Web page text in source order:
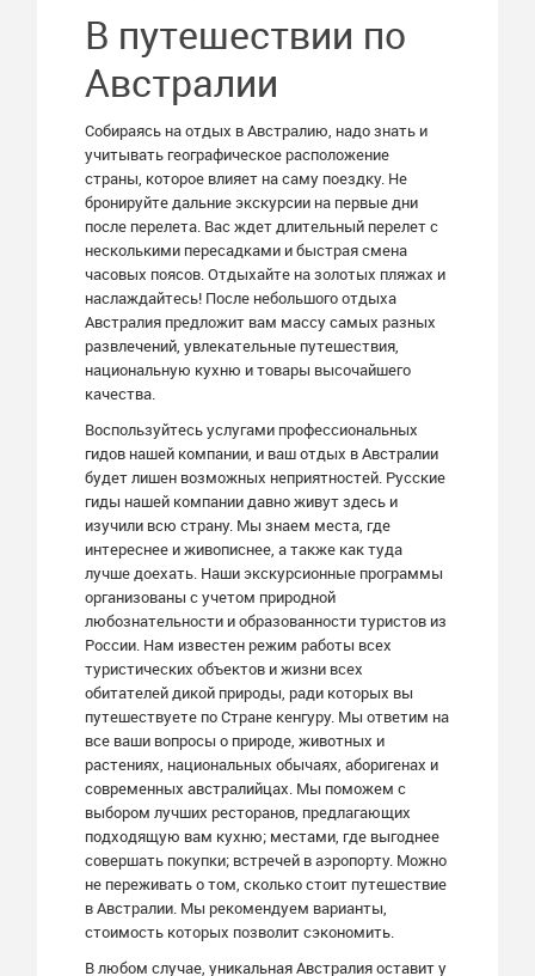
В путешествии по
Австралии
Собираясь на отдых в Австралию, надо знать и
учитывать географическое расположение
страны, которое влияет на саму поездку. Не
бронируйте дальние экскурсии на первые дни
после перелета. Вас ждет длительный перелет с
несколькими пересадками и быстрая смена
часовых поясов. Отдыхайте на золотых пляжах и
наслаждайтесь! После небольшого отдыха
Австралия предложит вам массу самых разных
развлечений, увлекательные путешествия,
национальную кухню и товары высочайшего
качества.
Воспользуйтесь услугами профессиональных
гидов нашей компании, и ваш отдых в Австралии
будет лишен возможных неприятностей. Русские
гиды нашей компании давно живут здесь и
изучили всю страну. Мы знаем места, где
интереснее и живописнее, а также как туда
лучше доехать. Наши экскурсионные программы
организованы с учетом природной
любознательности и образованности туристов из
России. Нам известен режим работы всех
туристических объектов и жизни всех
обитателей дикой природы, ради которых вы
путешествуете по Стране кенгуру. Мы ответим на
все ваши вопросы о природе, животных и
растениях, национальных обычаях, аборигенах и
современных австралийцах. Мы поможем с
выбором лучших ресторанов, предлагающих
подходящую вам кухню; местами, где выгоднее
совершать покупки; встречей в аэропорту. Можно
не переживать о том, сколько стоит путешествие
в Австралии. Мы рекомендуем варианты,
стоимость которых позволит сэкономить.
В любом случае, уникальная Австралия оставит у